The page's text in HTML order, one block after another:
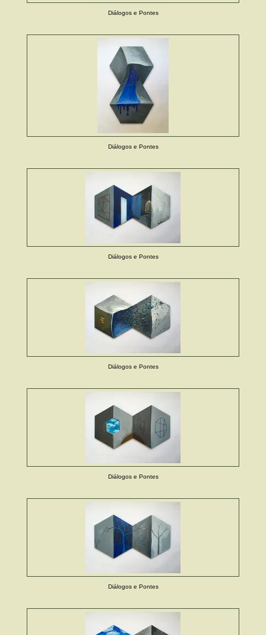
Diálogos e Pontes
Diálogos e Pontes
Diálogos e Pontes
Diálogos e Pontes
Diálogos e Pontes
Diálogos e Pontes